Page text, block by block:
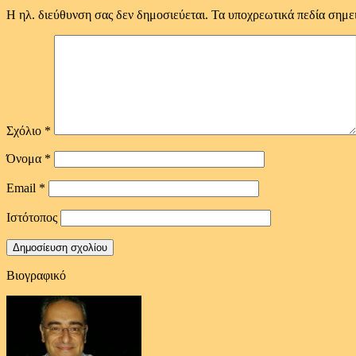
Η ηλ. διεύθυνση σας δεν δημοσιεύεται. Τα υποχρεωτικά πεδία
Σχόλιο *
Όνομα *
Email *
Ιστότοπος
Βιογραφικό